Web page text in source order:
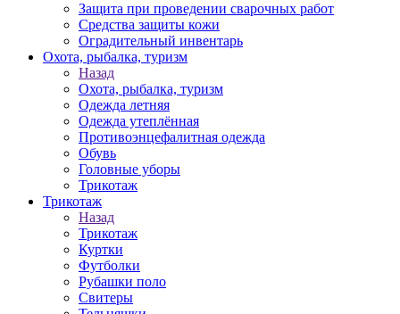
Защита при проведении сварочных работ
Средства защиты кожи
Оградительный инвентарь
Охота, рыбалка, туризм
Назад
Охота, рыбалка, туризм
Одежда летняя
Одежда утеплённая
Противоэнцефалитная одежда
Обувь
Головные уборы
Трикотаж
Трикотаж
Назад
Трикотаж
Куртки
Футболки
Рубашки поло
Свитеры